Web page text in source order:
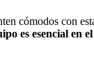
cómodos con
es esencial en